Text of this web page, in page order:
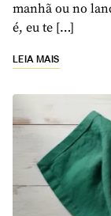
manhã ou no
é, eu te […]
LEIA MAIS